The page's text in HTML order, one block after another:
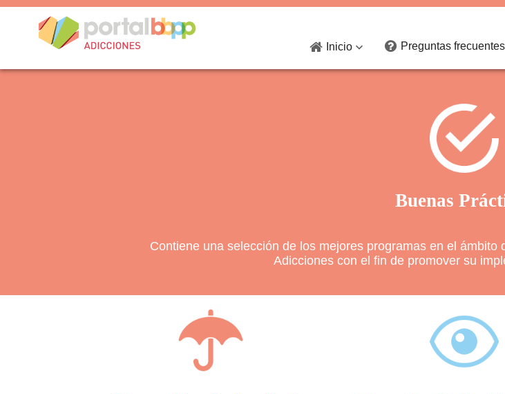
Inicio  Preguntas frecuentes
Buenas
Contiene una selección de los mejores programas en el
Adicciones con el fin de promover su